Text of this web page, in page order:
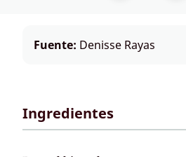
Fuente: Denisse Rayas
Ingredientes